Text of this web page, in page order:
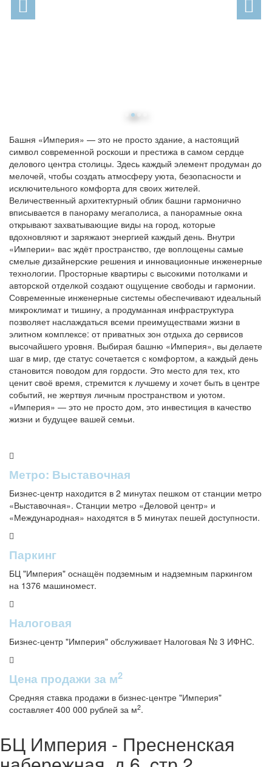
Башня «Империя» — это не просто здание, а настоящий
символ современной роскоши и престижа в самом сердце
делового центра столицы. Здесь каждый элемент продуман до
мелочей, чтобы создать атмосферу уюта, безопасности и
исключительного комфорта для своих жителей.
Величественный архитектурный облик башни гармонично
вписывается в панораму мегаполиса, а панорамные окна
открывают захватывающие виды на город, которые
вдохновляют и заряжают энергией каждый день. Внутри
«Империи» вас ждёт пространство, где воплощены самые
смелые дизайнерские решения и инновационные инженерные
технологии. Просторные квартиры с высокими потолками и
авторской отделкой создают ощущение свободы и гармонии.
Современные инженерные системы обеспечивают идеальный
микроклимат и тишину, а продуманная инфраструктура
позволяет наслаждаться всеми преимуществами жизни в
элитном комплексе: от приватных зон отдыха до сервисов
высочайшего уровня. Выбирая башню «Империя», вы делаете
шаг в мир, где статус сочетается с комфортом, а каждый день
становится поводом для гордости. Это место для тех, кто
ценит своё время, стремится к лучшему и хочет быть в центре
событий, не жертвуя личным пространством и уютом.
«Империя» — это не просто дом, это инвестиция в качество
жизни и будущее вашей семьи.
Метро: Выставочная
Бизнес-центр находится в 2 минутах пешком от станции метро
«Выставочная». Станции метро «Деловой центр» и
«Международная» находятся в 5 минутах пешей доступности.
Паркинг
БЦ "Империя" оснащён подземным и надземным паркингом
на 1376 машиномест.
Налоговая
Бизнес-центр "Империя" обслуживает Налоговая № 3 ИФНС.
Цена продажи за м2
Средняя ставка продажи в бизнес-центре "Империя"
составляет 400 000 рублей за м2.
БЦ Империя - Пресненская